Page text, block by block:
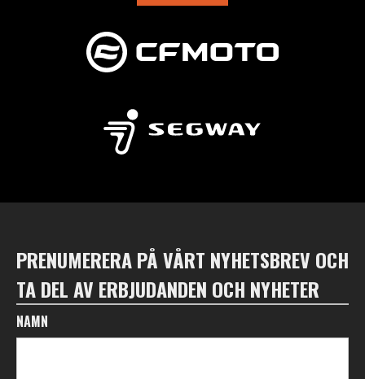
PRENUMERERA PÅ VÅRT NYHETSBREV OCH
TA DEL AV ERBJUDANDEN OCH NYHETER
NAMN